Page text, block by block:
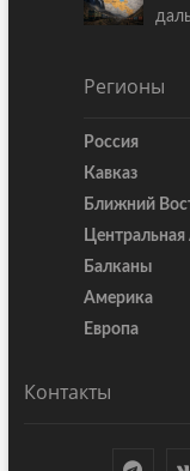
Регионы
Россия
Кавказ
Ближний
Центральная
Балканы
Америка
Европа
Контакты